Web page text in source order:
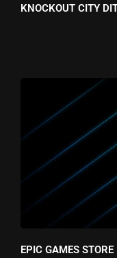
KNOCKOUT CITY
EPIC GAMES